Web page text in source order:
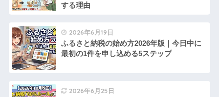
する理由
2026年6月19日
ふるさと納税の始め方2026年版｜今日中に
最初の1件を申し込める5ステップ
2026年6月25日